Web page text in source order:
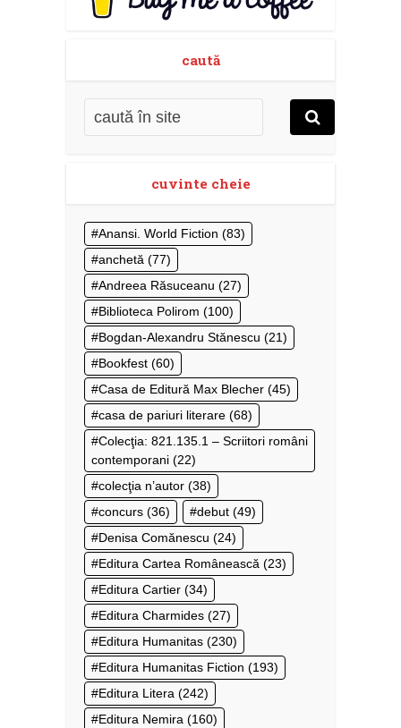
caută
cuvinte cheie
Anansi. World Fiction (83)
anchetă (77)
Andreea Răsuceanu (27)
Biblioteca Polirom (100)
Bogdan-Alexandru Stănescu (21)
Bookfest (60)
Casa de Editură Max Blecher (45)
casa de pariuri literare (68)
Colecţia: 821.135.1 – Scriitori români
contemporani (22)
colecţia n’autor (38)
concurs (36) debut (49)
Denisa Comănescu (24)
Editura Cartea Românească (23)
Editura Cartier (34)
Editura Charmides (27)
Editura Humanitas (230)
Editura Humanitas Fiction (193)
Editura Litera (242)
Editura Nemira (160)